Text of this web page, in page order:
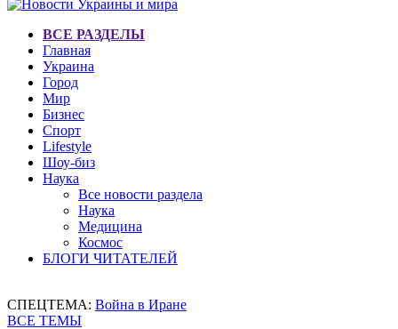
ВСЕ РАЗДЕЛЫ
Главная
Украина
Город
Мир
Бизнес
Спорт
Lifestyle
Шоу-биз
Наука
Все новости раздела
Наука
Медицина
Космос
БЛОГИ ЧИТАТЕЛЕЙ
СПЕЦТЕМА: Война в Иране
ВСЕ ТЕМЫ